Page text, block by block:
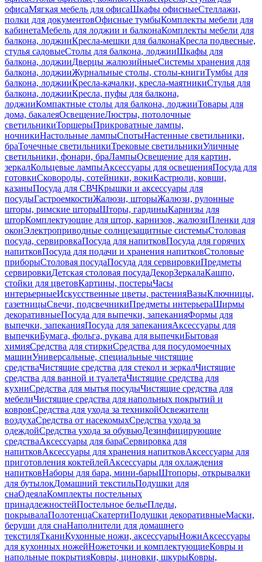
офисаМягкая мебель для офисаШкафы офисныеСтеллажи,
полки для документовОфисные тумбыКомплекты мебели для
кабинетаМебель для лоджии и балконаКомплекты мебели для
балкона, лоджииКресла-мешки для балконаКресла подвесные,
стулья садовыеСтолы для балкона, лоджииШкафы для
балкона, лоджииДверцы жалюзийныеСистемы хранения для
балкона, лоджииЖурнальные столы, столы-книгиТумбы для
балкона, лоджииКресла-качалки, кресла-маятникиСтулья для
балкона, лоджииКресла, пуфы для балкона,
лоджииКомпактные столы для балкона, лоджииТовары для
дома, бакалеяОсвещениеЛюстры, потолочные
светильникиТоршерыПрикроватные лампы,
ночникиНастольные лампыСпотыНастенные светильники,
браТочечные светильникиТрековые светильникиУличные
светильники, фонари, браЛампыОсвещение для картин,
зеркалКольцевые лампыАксессуары для освещенияПосуда для
готовкиСковороды, сотейники, вокиКастрюли, ковши,
казаныПосуда для СВЧКрышки и аксессуары для
посудыГастроемкостиЖалюзи, шторыЖалюзи, рулонные
шторы, римские шторыШторы, гардиныКарнизы для
шторКомплектующие для штор, карнизов, жалюзиПленки для
оконЭлектроприводные солнцезащитные системыСтоловая
посуда, сервировкаПосуда для напитковПосуда для горячих
напитковПосуда для подачи и хранения напитковСтоловые
приборыСтоловая посудаПосуда для сервировкиПредметы
сервировкиДетская столовая посудаДекорЗеркалаКашпо,
стойки для цветовКартины, постерыЧасы
интерьерныеИскусственные цветы, растенияВазыКлючницы,
газетницыСвечи, подсвечникиПредметы интерьераШирмы
декоративныеПосуда для выпечки, запеканияФормы для
выпечки, запеканияПосуда для запеканияАксессуары для
выпечкиБумага, фольга, рукава для выпечкиБытовая
химияСредства для стиркиСредства для посудомоечных
машинУниверсальные, специальные чистящие
средстваЧистящие средства для стекол и зеркалЧистящие
средства для ванной и туалетаЧистящие средства для
кухниСредства для мытья посудыЧистящие средства для
мебелиЧистящие средства для напольных покрытий и
ковровСредства для ухода за техникойОсвежители
воздухаСредства от насекомыхСредства ухода за
одеждойСредства ухода за обувьюДезинфицирующие
средстваАксессуары для бараСервировка для
напитковАксессуары для хранения напитковАксессуары для
приготовления коктейлейАксессуары для охлаждения
напитковНаборы для бара, мини-барыШтопоры, открывалки
для бутылокДомашний текстильПодушки для
снаОдеялаКомплекты постельных
принадлежностейПостельное бельеПледы,
покрывалаПолотенцаСкатертиПодушки декоративныеМаски,
беруши для снаНаполнители для домашнего
текстиляТканиКухонные ножи, аксессуарыНожиАксессуары
для кухонных ножейНожеточки и комплектующиеКовры и
напольные покрытияКовры, циновки, шкурыКовры,